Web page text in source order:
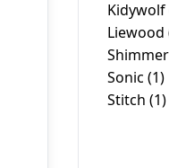
Kidywolf
Liewood
Sonic (1)
Stitch (1)